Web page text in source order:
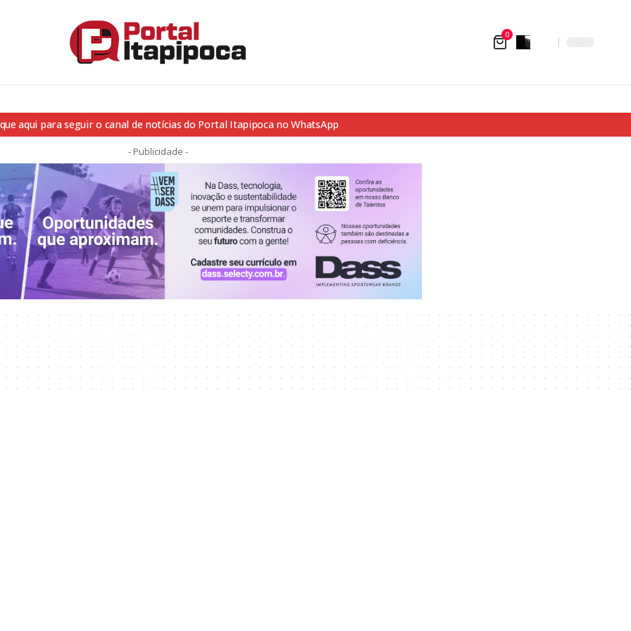
0
aqui para seguir o canal de notícias do Portal Itapipoca no WhatsApp
- Publicidade -